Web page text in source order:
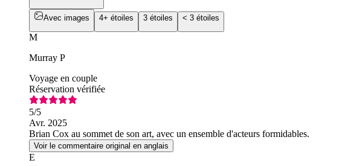
Avec images 4+ étoiles 3 étoiles < 3 étoiles
M
Murray P
Voyage en couple
Réservation vérifiée
5/5
Avr. 2025
Brian Cox au sommet de son art, avec un ensemble d'acteurs formidables.
Voir le commentaire original en anglais
E